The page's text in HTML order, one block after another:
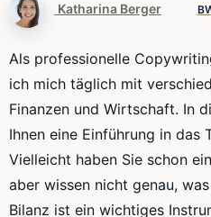
Katharina Berger
Als professionelle
ich mich täglich mit
Finanzen und Wirtschaft. In
Ihnen eine Einführung in das
Vielleicht haben Sie schon
aber wissen nicht genau,
Bilanz ist ein wichtiges